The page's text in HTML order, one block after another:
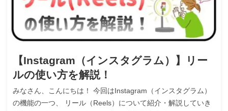
【Instagram（インスタグラム）】リー
ルの使い方を解説！
みなさん、こんにちは！ 今回はInstagram（インスタグラム）
の機能の一つ、 リール（Reels）について紹介・解説していき